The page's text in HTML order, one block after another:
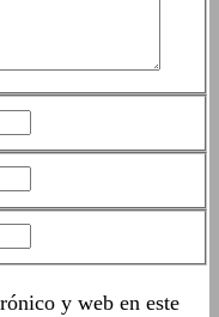
y web en este